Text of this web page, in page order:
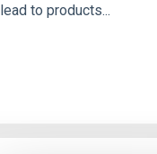
to products...